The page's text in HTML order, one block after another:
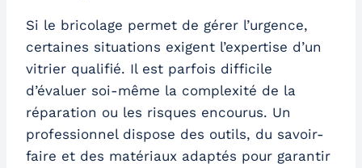
Si le bricolage permet de gérer l’urgence,
certaines situations exigent l’expertise d’un
vitrier qualifié. Il est parfois difficile
d’évaluer soi-même la complexité de la
réparation ou les risques encourus. Un
professionnel dispose des outils, du savoir-
faire et des matériaux adaptés pour garantir